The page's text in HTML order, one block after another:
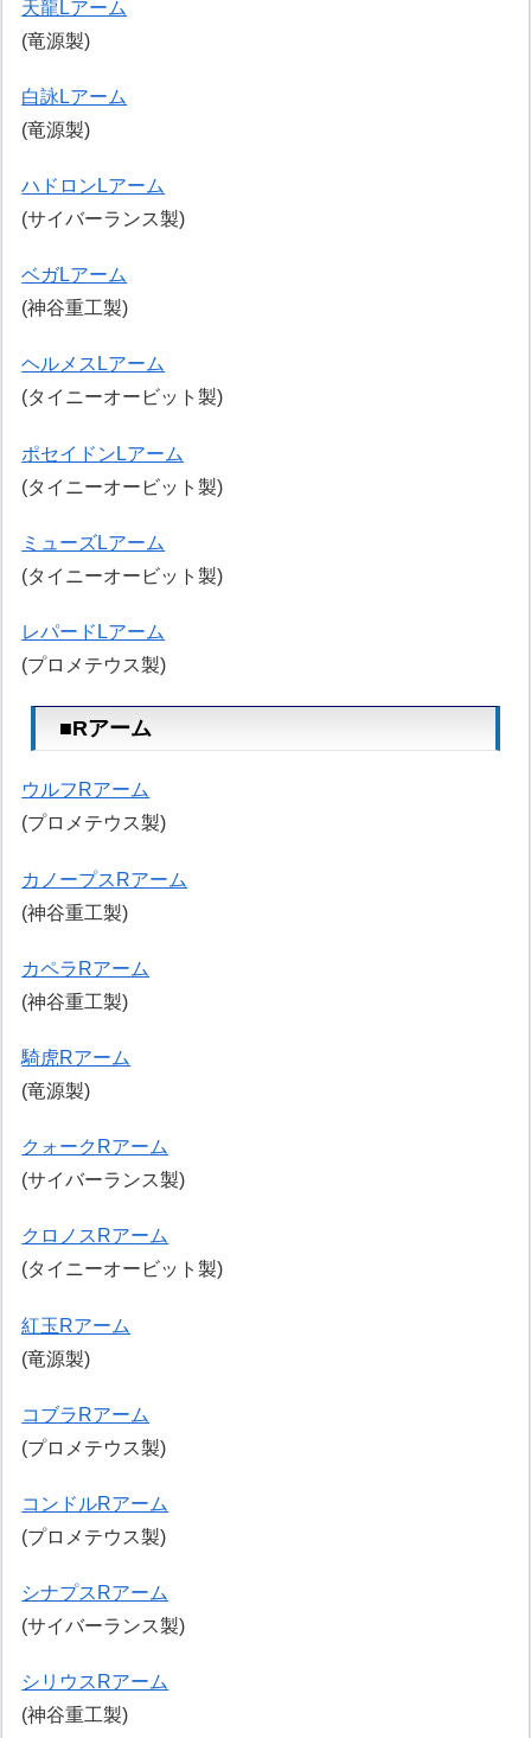
天龍Lアーム
(竜源製)
白詠Lアーム
(竜源製)
ハドロンLアーム
(サイバーランス製)
ベガLアーム
(神谷重工製)
ヘルメスLアーム
(タイニーオービット製)
ポセイドンLアーム
(タイニーオービット製)
ミューズLアーム
(タイニーオービット製)
レパードLアーム
(プロメテウス製)
■Rアーム
ウルフRアーム
(プロメテウス製)
カノープスRアーム
(神谷重工製)
カペラRアーム
(神谷重工製)
騎虎Rアーム
(竜源製)
クォークRアーム
(サイバーランス製)
クロノスRアーム
(タイニーオービット製)
紅玉Rアーム
(竜源製)
コブラRアーム
(プロメテウス製)
コンドルRアーム
(プロメテウス製)
シナプスRアーム
(サイバーランス製)
シリウスRアーム
(神谷重工製)